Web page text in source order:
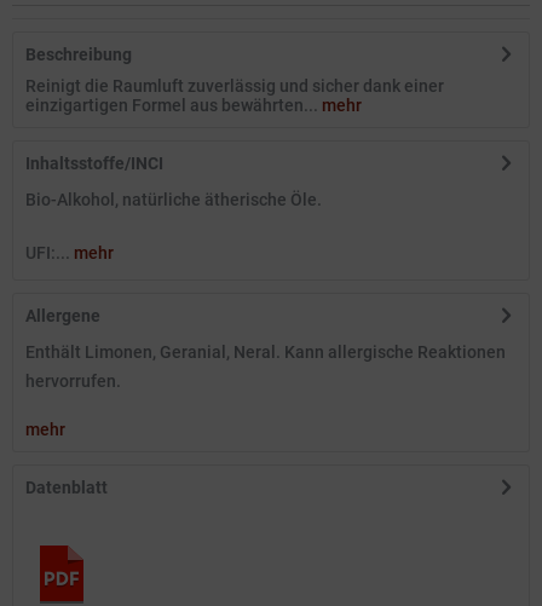
Beschreibung
Reinigt die Raumluft zuverlässig und sicher dank einer
einzigartigen Formel aus bewährten... mehr
Inhaltsstoffe/INCI
Bio-Alkohol, natürliche ätherische Öle.
UFI:... mehr
Allergene
Enthält Limonen, Geranial, Neral. Kann allergische Reaktionen
hervorrufen.
mehr
Datenblatt